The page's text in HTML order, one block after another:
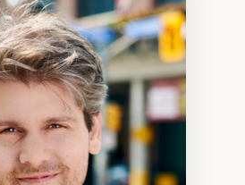
action et justice sociale
de l’intervention et des
en travail social et en
offre active et
plurielle en contexte
minoritaire
sur le handicap, la
l'agentivité et les injustices
et réalités 2SLGBTQ+
et approches